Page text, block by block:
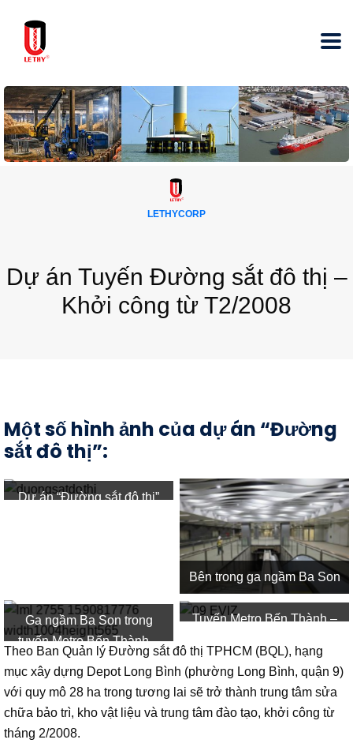
LETHYCORP
Dự án Tuyến Đường sắt đô thị –
Khởi công từ T2/2008
Một số hình ảnh của dự án “Đường
sắt đô thị”:
Dự án “Đường sắt đô thị”
Bên trong ga ngầm Ba Son
Ga ngầm Ba Son trong
tuyến Metro Bến Thành –
Suối Tiên
Tuyến Metro Bến Thành –
Theo Ban Quản lý Đường sắt đô thị TPHCM (BQL), hạng
mục xây dựng Depot Long Bình (phường Long Bình, quận 9)
với quy mô 28 ha trong tương lai sẽ trở thành trung tâm sửa
chữa bảo trì, kho vật liệu và trung tâm đào tạo, khởi công từ
tháng 2/2008.